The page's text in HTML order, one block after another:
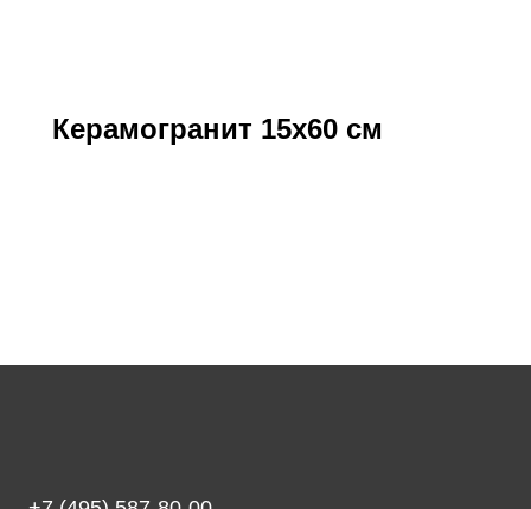
Керамогранит 15х60 см